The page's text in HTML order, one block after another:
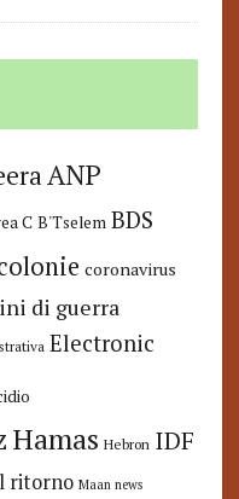
ANP
C B'Tselem BDS
coronavirus
di guerra
Electronic
Hamas Hebron IDF
ritorno Maan news